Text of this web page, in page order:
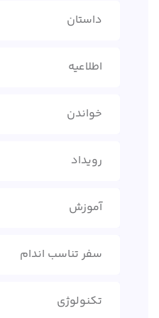
داستان
اطلاعیه
خواندن
رویداد
آموزش
سفر تناسب اندام
تکنولوژی